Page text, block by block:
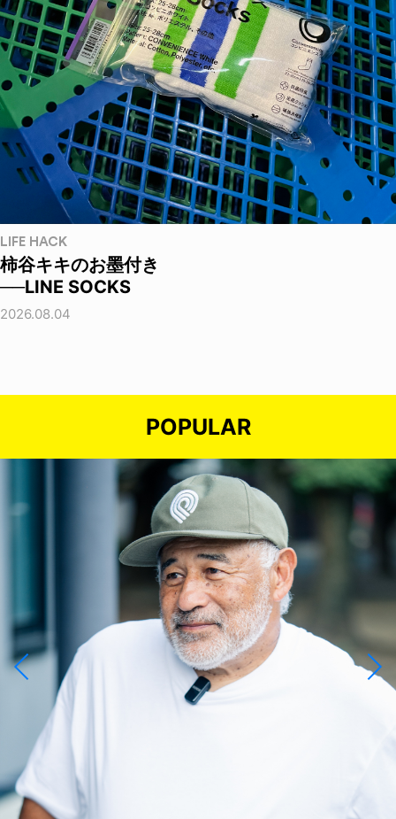
LIFE HACK
柿谷キキのお墨付き
──LINE SOCKS
2026.08.04
POPULAR